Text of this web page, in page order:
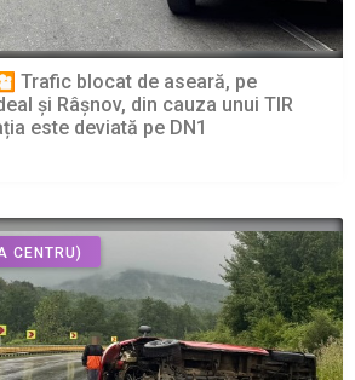
Trafic blocat de aseară, pe
și Râșnov, din cauza unui TIR
este deviată pe DN1
CENTRU)